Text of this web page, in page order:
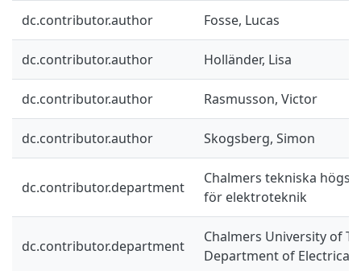
dc.contributor.author Fosse, Lucas
dc.contributor.author Holländer, Lisa
dc.contributor.author Rasmusson, Victor
dc.contributor.author Skogsberg, Simon
dc.contributor.department
Chalmers tekniska
för elektroteknik
dc.contributor.department
Chalmers University of
Department of Electrical